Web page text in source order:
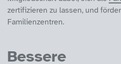
zertifizieren zu lassen, und
Familienzentren.
Bessere